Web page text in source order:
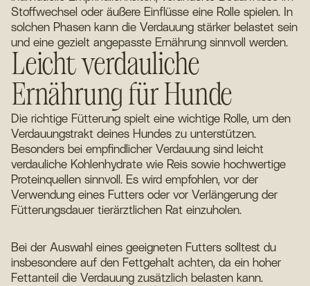
Stoffwechsel oder äußere Einflüsse eine Rolle spielen. In
solchen Phasen kann die Verdauung stärker belastet sein
und eine gezielt angepasste Ernährung sinnvoll werden.
Leicht verdauliche
Ernährung für Hunde
Die richtige Fütterung spielt eine wichtige Rolle, um den
Verdauungstrakt deines Hundes zu unterstützen.
Besonders bei empfindlicher Verdauung sind leicht
verdauliche Kohlenhydrate wie Reis sowie hochwertige
Proteinquellen sinnvoll. Es wird empfohlen, vor der
Verwendung eines Futters oder vor Verlängerung der
Fütterungsdauer tierärztlichen Rat einzuholen.
Bei der Auswahl eines geeigneten Futters solltest du
insbesondere auf den Fettgehalt achten, da ein hoher
Fettanteil die Verdauung zusätzlich belasten kann.